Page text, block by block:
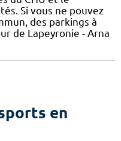
Si vous ne pouvez
des parkings à
de Lapeyronie - Arna
en